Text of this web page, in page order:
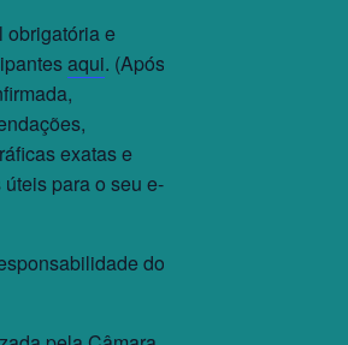
obrigatória e
aqui. (Após
exatas e
úteis para o seu e-
do